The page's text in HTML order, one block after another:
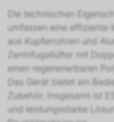
Die technischen
umfassen eine effiziente
aus Kupferrohren und
Zentrifugallüfter mit
einen regenerierbaren
Das Gerät bietet ein
Zubehör. Insgesamt ist
und leistungsstarke